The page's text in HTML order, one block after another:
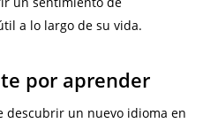
a lo largo de su vida.
por aprender
descubrir un nuevo idioma en